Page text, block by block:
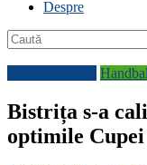
Despre
Bistrița s-a
optimile